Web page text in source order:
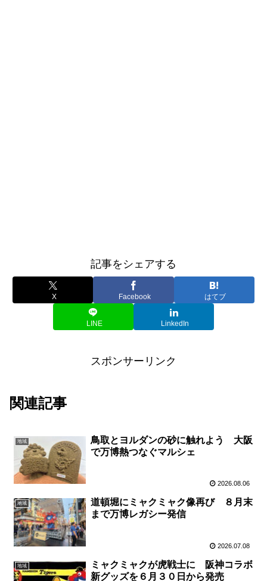
記事をシェアする
X Facebook はてブ
LINE LinkedIn
スポンサーリンク
関連記事
地域
鳥取とヨルダンの砂に触れよう 大阪
で万博熱つなぐマルシェ
2026.08.06
地域
道頓堀にミャクミャク像再び ８月末
まで万博レガシー発信
2026.07.08
地域
ミャクミャクが虎戦士に 阪神コラボ
新グッズを６月３０日から発売